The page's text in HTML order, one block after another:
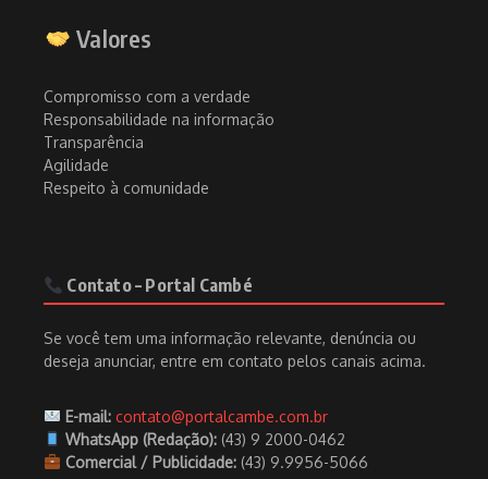
Valores
Compromisso com a verdade
Responsabilidade na informação
Transparência
Agilidade
Respeito à comunidade
Contato – Portal Cambé
Se você tem uma informação relevante, denúncia ou
deseja anunciar, entre em contato pelos canais acima.
E-mail: contato@portalcambe.com.br
WhatsApp (Redação):(43) 9 2000-0462
Comercial / Publicidade:(43) 9.9956-5066